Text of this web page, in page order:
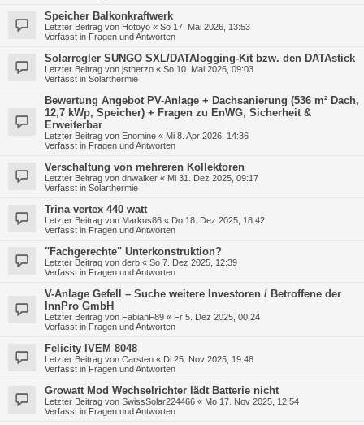
Speicher Balkonkraftwerk
Letzter Beitrag von Hotoyo « So 17. Mai 2026, 13:53
Verfasst in Fragen und Antworten
Solarregler SUNGO SXL/DATAlogging-Kit bzw. den DATAstick
Letzter Beitrag von jstherzo « So 10. Mai 2026, 09:03
Verfasst in Solarthermie
Bewertung Angebot PV-Anlage + Dachsanierung (536 m² Dach,
12,7 kWp, Speicher) + Fragen zu EnWG, Sicherheit &
Erweiterbar
Letzter Beitrag von Enomine « Mi 8. Apr 2026, 14:36
Verfasst in Fragen und Antworten
Verschaltung von mehreren Kollektoren
Letzter Beitrag von dnwalker « Mi 31. Dez 2025, 09:17
Verfasst in Solarthermie
Trina vertex 440 watt
Letzter Beitrag von Markus86 « Do 18. Dez 2025, 18:42
Verfasst in Fragen und Antworten
"Fachgerechte" Unterkonstruktion?
Letzter Beitrag von derb « So 7. Dez 2025, 12:39
Verfasst in Fragen und Antworten
V-Anlage Gefell – Suche weitere Investoren / Betroffene der
InnPro GmbH
Letzter Beitrag von FabianF89 « Fr 5. Dez 2025, 00:24
Verfasst in Fragen und Antworten
Felicity IVEM 8048
Letzter Beitrag von Carsten « Di 25. Nov 2025, 19:48
Verfasst in Fragen und Antworten
Growatt Mod Wechselrichter lädt Batterie nicht
Letzter Beitrag von SwissSolar224466 « Mo 17. Nov 2025, 12:54
Verfasst in Fragen und Antworten